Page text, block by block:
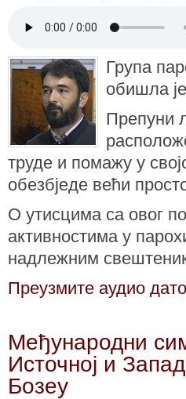
Група
обишла
Препуни
труде и помажу у
обезбједе већи
О утисцима са овог
активностима у
надлежним
Преузмите аудио
Међународни
Источној и
Бозеу